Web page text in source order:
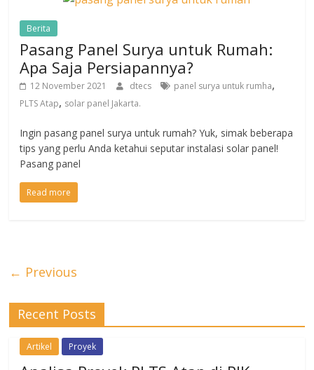
Berita
Pasang Panel Surya untuk Rumah:
Apa Saja Persiapannya?
12 November 2021 dtecs panel surya untuk rumha,
PLTS Atap, solar panel Jakarta.
Ingin pasang panel surya untuk rumah? Yuk, simak beberapa
tips yang perlu Anda ketahui seputar instalasi solar panel!
Pasang panel
Read more
← Previous
Recent Posts
Artikel Proyek